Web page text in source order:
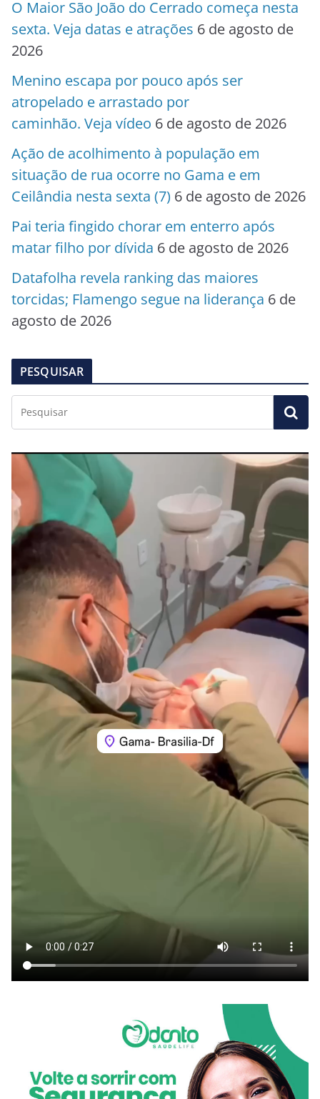
O Maior São João do Cerrado começa nesta
sexta. Veja datas e atrações 6 de agosto de
2026
Menino escapa por pouco após ser
atropelado e arrastado por
caminhão. Veja vídeo 6 de agosto de 2026
Ação de acolhimento à população em
situação de rua ocorre no Gama e em
Ceilândia nesta sexta (7) 6 de agosto de 2026
Pai teria fingido chorar em enterro após
matar filho por dívida 6 de agosto de 2026
Datafolha revela ranking das maiores
torcidas; Flamengo segue na liderança 6 de
agosto de 2026
PESQUISAR